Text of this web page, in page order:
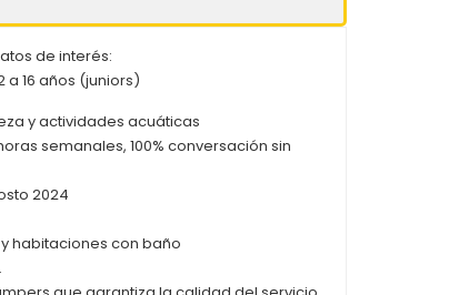
de interés:
a 16 años (juniors)
y actividades acuáticas
semanales, 100% conversación sin
2024
habitaciones con baño